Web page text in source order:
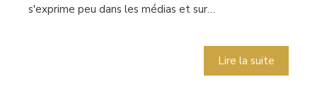
s'exprime peu dans les médias et sur…
Lire la suite